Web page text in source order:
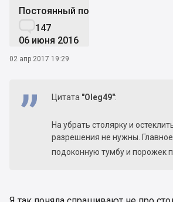
Постоянный пользователь
147
06 июня 2016
02 апр 2017 19:29
Цитата "Oleg49":
На убрать столярку и
разрешения не нужны. Главное
подоконную тумбу и порожек